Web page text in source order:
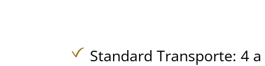
Standard Transporte: 4